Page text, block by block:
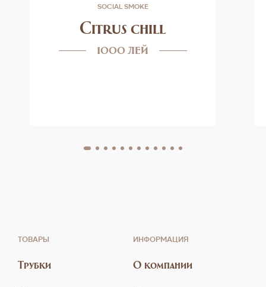
SOCIAL SMOKE
Citrus chill
1000 лей
ТОВАРЫ
Трубки
ИНФОРМАЦИЯ
О компании